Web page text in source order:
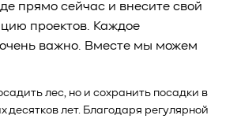
прямо сейчас и внесите свой
проектов. Каждое
важно. Вместе мы можем
лес, но и сохранить посадки в
десятков лет. Благодаря регулярной